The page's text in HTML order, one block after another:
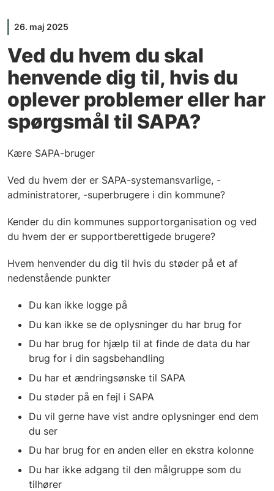
26. maj 2025
Ved du hvem du skal
henvende dig til, hvis du
oplever problemer eller har
spørgsmål til SAPA?
Kære SAPA-bruger
Ved du hvem der er SAPA-systemansvarlige, -
administratorer, -superbrugere i din kommune?
Kender du din kommunes supportorganisation og ved
du hvem der er supportberettigede brugere?
Hvem henvender du dig til hvis du støder på et af
nedenstående punkter
Du kan ikke logge på
Du kan ikke se de oplysninger du har brug for
Du har brug for hjælp til at finde de data du har
brug for i din sagsbehandling
Du har et ændringsønske til SAPA
Du støder på en fejl i SAPA
Du vil gerne have vist andre oplysninger end dem
du ser
Du har brug for en anden eller en ekstra kolonne
Du har ikke adgang til den målgruppe som du
tilhører